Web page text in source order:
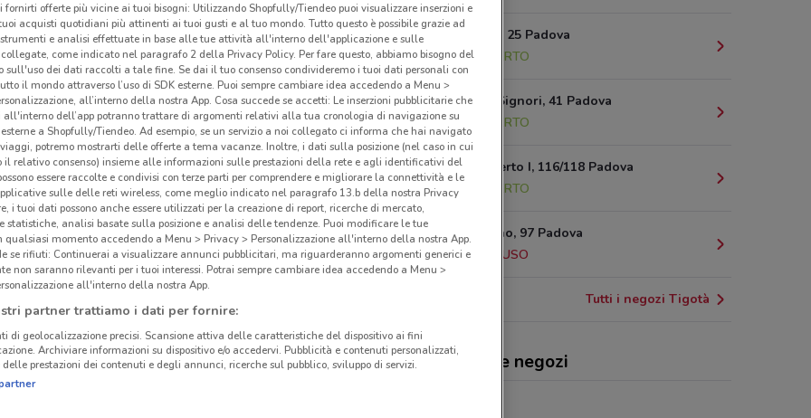
Via S. Lucia, 25 Padova
585 m
APERTO
Piazza Dei Signori, 41 Padova
736 m
APERTO
Corso Umberto I, 116/118 Padova
823 m
APERTO
Corso Milano, 97 Padova
1.2 km
CHIUSO
Tutti i negozi Tigotà
Tigotà, offerte e negozi
fornirti offerte più vicine ai tuoi bisogni: Utilizzando Shopfully/Tiendeo puoi visualizzare inserzioni e
acquisti quotidiani più attinenti ai tuoi gusti e al tuo mondo. Tutto questo è possibile grazie ad
e analisi effettuate in base alle tue attività all'interno dell'applicazione e sulle
come indicato nel paragrafo 2 della Privacy Policy. Per fare questo, abbiamo bisogno del
sull'uso dei dati raccolti a tale fine. Se dai il tuo consenso condivideremo i tuoi dati personali con
il mondo attraverso l’uso di SDK esterne. Puoi sempre cambiare idea accedendo a Menu >
all’interno della nostra App. Cosa succede se accetti: Le inserzioni pubblicitarie che
all'interno dell’app potranno trattare di argomenti relativi alla tua cronologia di navigazione su
a Shopfully/Tiendeo. Ad esempio, se un servizio a noi collegato ci informa che hai navigato
potremo mostrarti delle offerte a tema vacanze. Inoltre, i dati sulla posizione (nel caso in cui
il relativo consenso) insieme alle informazioni sulle prestazioni della rete e agli identificativi del
essere raccolte e condivisi con terze parti per comprendere e migliorare la connettività e le
sulle delle reti wireless, come meglio indicato nel paragrafo 13.b della nostra Privacy
i tuoi dati possono anche essere utilizzati per la creazione di report, ricerche di mercato,
statistiche, analisi basate sulla posizione e analisi delle tendenze. Puoi modificare le tue
qualsiasi momento accedendo a Menu > Privacy > Personalizzazione all'interno della nostra App.
se rifiuti: Continuerai a visualizzare annunci pubblicitari, ma riguarderanno argomenti generici e
non saranno rilevanti per i tuoi interessi. Potrai sempre cambiare idea accedendo a Menu >
all'interno della nostra App.
partner trattiamo i dati per fornire:
di geolocalizzazione precisi. Scansione attiva delle caratteristiche del dispositivo ai fini
Archiviare informazioni su dispositivo e/o accedervi. Pubblicità e contenuti personalizzati,
prestazioni dei contenuti e degli annunci, ricerche sul pubblico, sviluppo di servizi.